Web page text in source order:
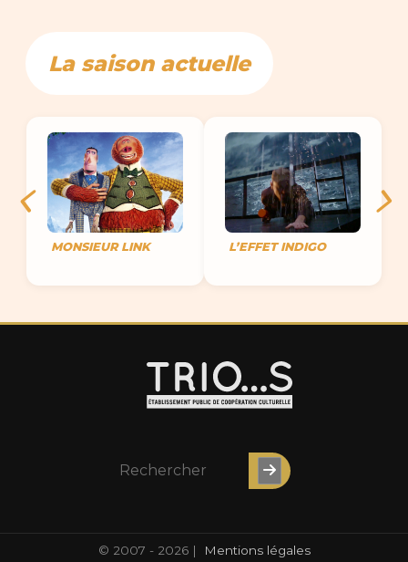
La saison actuelle
MONSIEUR LINK L’EFFET INDIGO
© 2007 - 2026 | Mentions légales